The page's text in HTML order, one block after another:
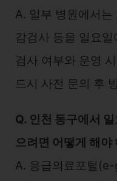
A. 일부 병원에서
감검사 등을 일요
검사 여부와 운영
드시 사전 문의 후
Q. 인천 동구에서
으려면 어떻게 해야
A. 응급의료포털